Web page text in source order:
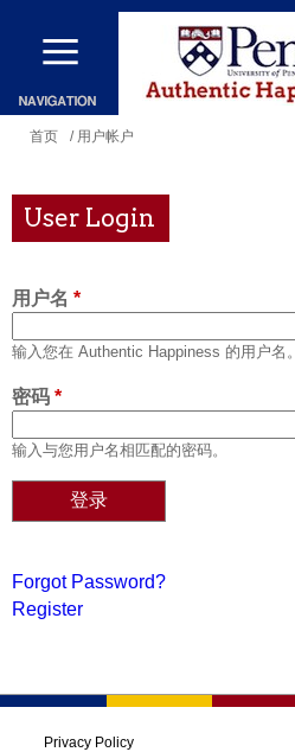
跳
到
容
你
这
里
首页 / 用户帐户
User Login
用户名 *
输入您在 Authentic Happiness 的用户名。
密码 *
输入与您用户名相匹配的密码。
Forgot Password?
Register
Privacy Policy